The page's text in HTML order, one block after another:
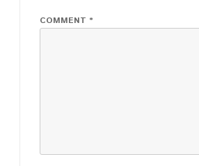
COMMENT *